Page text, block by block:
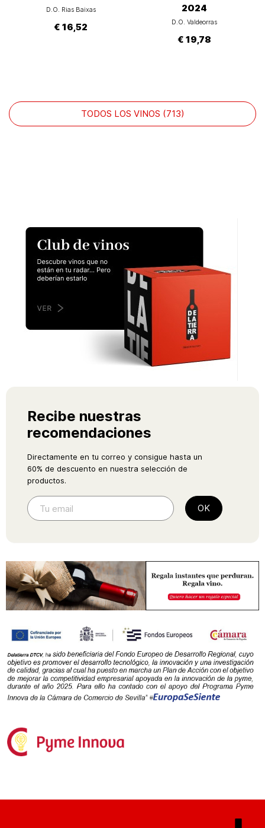
D.O. Rias Baixas
€ 16,52
2024
D.O. Valdeorras
€ 19,78
TODOS LOS VINOS (713)
Recibe nuestras
recomendaciones
Directamente en tu correo y consigue hasta un
60% de descuento en nuestra selección de
productos.